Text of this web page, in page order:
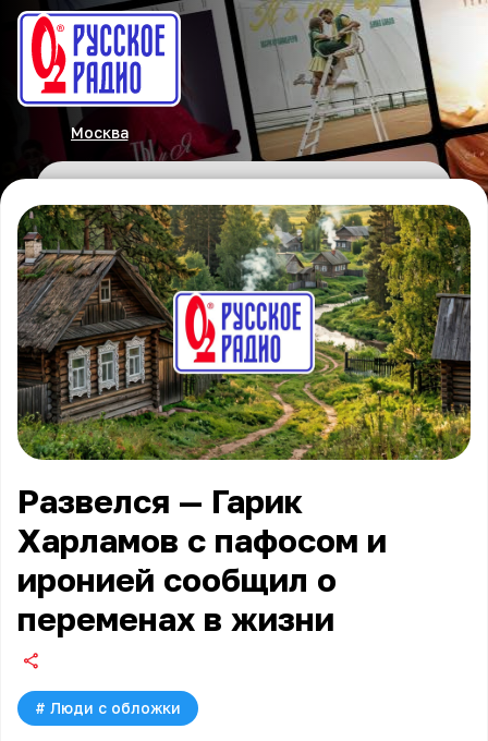
Москва
Развелся — Гарик
Харламов с пафосом и
иронией сообщил о
переменах в жизни
# Люди с обложки